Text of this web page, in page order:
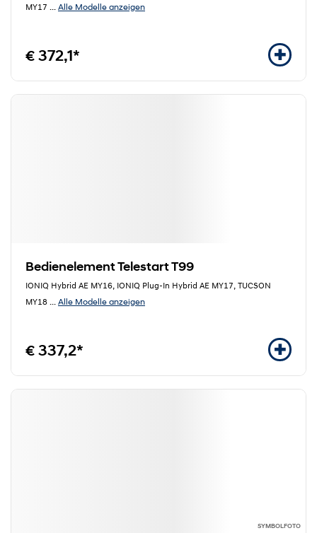
MY17 ... Alle Modelle anzeigen
€ 372,1*
Bedienelement Telestart T99
IONIQ Hybrid AE MY16, IONIQ Plug-In Hybrid AE MY17, TUCSON
MY18 ... Alle Modelle anzeigen
€ 337,2*
SYMBOLFOTO